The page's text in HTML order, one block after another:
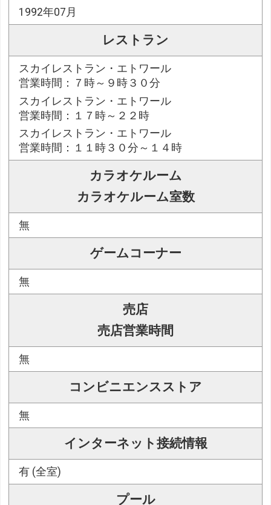
1992年07月
レストラン
スカイレストラン・エトワール
営業時間：７時～９時３０分
スカイレストラン・エトワール
営業時間：１７時～２２時
スカイレストラン・エトワール
営業時間：１１時３０分～１４時
カラオケルーム
カラオケルーム室数
無
ゲームコーナー
無
売店
売店営業時間
無
コンビニエンスストア
無
インターネット接続情報
有 (全室)
プール